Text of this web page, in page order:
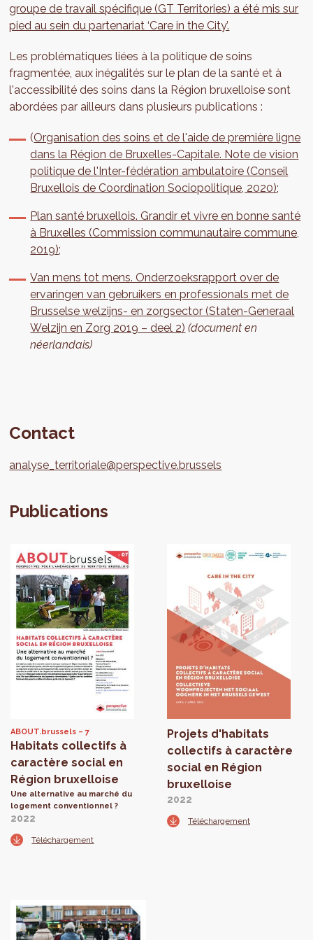
groupe de travail spécifique (GT Territories) a été mis sur
pied au sein du partenariat ‘Care in the City’.
Les problématiques liées à la politique de soins
fragmentée, aux inégalités sur le plan de la santé et à
l'accessibilité des soins dans la Région bruxelloise sont
abordées par ailleurs dans plusieurs publications :
(Organisation des soins et de l'aide de première ligne
dans la Région de Bruxelles-Capitale. Note de vision
politique de l'Inter-fédération ambulatoire (Conseil
Bruxellois de Coordination Sociopolitique, 2020);
Plan santé bruxellois. Grandir et vivre en bonne santé
à Bruxelles (Commission communautaire commune,
2019);
Van mens tot mens. Onderzoeksrapport over de
ervaringen van gebruikers en professionals met de
Brusselse welzijns- en zorgsector (Staten-Generaal
Welzijn en Zorg 2019 – deel 2) (document en
néerlandais)
Contact
analyse_territoriale@perspective.brussels
Publications
ABOUT.brussels 7
Habitats collectifs à
caractère social en
Région bruxelloise
Une alternative au marché du
logement conventionnel ?
2022
Téléchargement
Projets d'habitats
collectifs à caractère
social en Région
bruxelloise
2022
Téléchargement